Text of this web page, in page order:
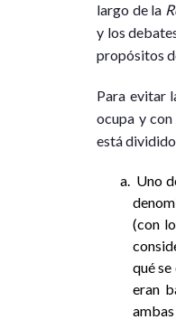
largo de la
y los
propósitos
Para evitar
ocupa y
está
Uno
(con
qué
eran